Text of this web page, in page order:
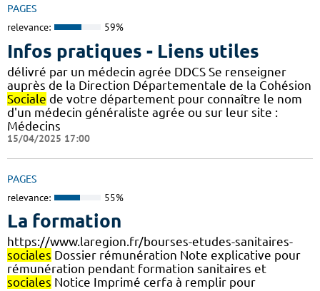
PAGES
relevance: 59%
Infos pratiques - Liens utiles
délivré par un médecin agrée DDCS Se renseigner
auprès de la Direction Départementale de la Cohésion
Sociale de votre département pour connaître le nom
d'un médecin généraliste agrée ou sur leur site :
Médecins
15/04/2025 17:00
PAGES
relevance: 55%
La formation
https://www.laregion.fr/bourses-etudes-sanitaires-
sociales Dossier rémunération Note explicative pour
rémunération pendant formation sanitaires et
sociales Notice Imprimé cerfa à remplir pour